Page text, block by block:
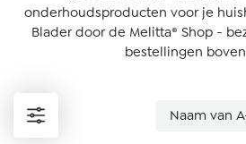
onderhoudsproducten voor je
Blader door de Melitta® Shop -
bestellingen